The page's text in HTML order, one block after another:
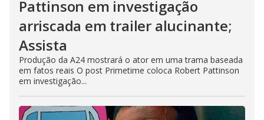
Pattinson em investigação
arriscada em trailer alucinante;
Assista
Produção da A24 mostrará o ator em uma trama baseada
em fatos reais O post Primetime coloca Robert Pattinson
em investigação...